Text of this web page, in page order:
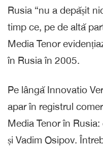
Rusia “nu a depășit
timp ce, pe de altă
Media Tenor
în Rusia în 2005.
Pe lângă Innovatio
apar în registrul
Media Tenor în
și Vadim Osipov.